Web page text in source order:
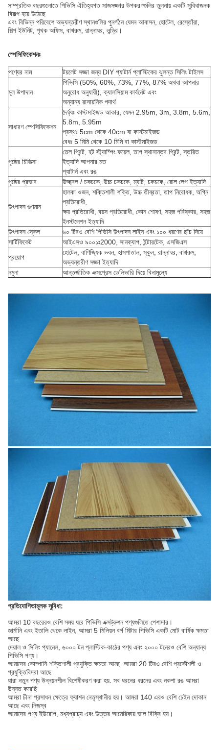
সাম্প্রতিক বছরগুলোতে পিভিসি ঐতিহ্যগত সাজসজ্জার উপকরণগুলির তুলনায় একটি সুবিধাজনক
বিকল্প হয়ে উঠেছে
এবং বিভিন্ন পরিবেশে অভ্যন্তরীণ স্থানগুলির পুনর্গঠন যেমন আবাসন, হোটেল, রেস্তোঁরা,
শিল্প ইউনিট, পৃথক অফিস, বাথরুম, রান্নাঘর, লন্ড্রি।
স্পেসিফিকেশনঃ
পণ্যের নাম টয়লেট সজ্জা জন্য DIY প্যাটার্ন প্লাস্টিকের ঝুলন্ত সিলিং টাইলস
মূল উপাদান
পিভিসি (50%, 60%, 73%, 77%, 87% অথবা আপনার
অনুরোধ অনুযায়ী), ক্যালসিয়াম কার্বনেট এবং
অন্যান্য রাসায়নিক পদার্থ
সাধারণ স্পেসিফিকেশন
দৈর্ঘ্যঃ কাস্টমাইজড আকার, যেমন 2.95m, 3m, 3.8m, 5.6m,
5.8m, 5.95m
প্রস্থঃ 5cm থেকে 40cm বা কাস্টমাইজড
বেধঃ 5 মিমি থেকে 10 মিমি বা কাস্টমাইজড
পৃষ্ঠের চিকিত্সা
তেল প্রিন্ট, হট স্ট্যাম্পিং ফয়েল, তাপ স্থানান্তর প্রিন্ট, স্তরিত
ইত্যাদি আপনার মত
প্যাটার্ন এবং রঙ
পৃষ্ঠের প্রভাব
উজ্জ্বল / চকচকে, উচ্চ চকচকে, ম্যাট, চকচকে, রোল লেপ ইত্যাদি
উৎপাদন গুণমান
হালকা ওজন, শক্তিশালী শক্তি, উচ্চ তীব্রতা, তাপ নিরোধক, অগ্নি
প্রতিরোধী,
ক্ষয় প্রতিরোধী, বয়স প্রতিরোধী, কোন শোষণ, সহজ পরিষ্কার, সহজ
ইনস্টলেশন ইত্যাদি
উৎপাদন স্কেল
৬০ টিরও বেশি পিভিসি উৎপাদন লাইন এবং ১০০ ধরণের ছাঁচ দিয়ে
সার্টিফিকেট
আইএসও ৯০০১ঃ2000, সানক্যাপ, ইন্টারটেক, এসজিএস
প্রয়োগ
হোটেল, বাণিজ্যিক ভবন, হাসপাতাল, স্কুল, রান্নাঘর, বাথরুম,
অভ্যন্তরীণ সজ্জা ইত্যাদি
নমুনা
আন্তর্জাতিক এক্সপ্রেস ডেলিভারি দিয়ে বিনামূল্যে
প্রতিযোগিতামূলক সুবিধা:
আমরা 10 বছরেরও বেশি সময় ধরে পিভিসি এক্সট্রুশন পণ্যগুলিতে পেশাদার।
জার্মানি এবং ইতালি থেকে লাইন, আমরা 5 মিলিয়ন বর্গ মিটার পিভিসি একটি মোট বার্ষিক ক্ষমতা
আছে
দেয়াল ও সিলিং প্যানেল, ৬০০০ টন প্লাস্টিক-কাঠের পণ্য এবং ২০০০ টনেরও বেশি অন্যান্য
পিভিসি পণ্য।
আমাদের কোম্পানি শক্তিশালী প্রযুক্তি ক্ষমতা আছে. আমরা 20 টিরও বেশি প্রকৌশলী ও
প্রযুক্তিবিদরা আছে
যারা নতুন পণ্য উন্নয়নশীল বিশেষীকরণ করা হয়. সব ধরনের ধরনের এবং নকশা রঙ আমরা
উন্নত করেছি
আমরা চীনা প্রসাধন ক্ষেত্রে ফ্যাশন নেতৃস্থানীয় হয়। আমরা 140 এরও বেশি চেইন দোকান
আছে এবং নিজস্ব
আমাদের পণ্য ইউরোপ, মধ্যপ্রাচ্য এবং উত্তর আমেরিকায় ভাল বিক্রি হয়।